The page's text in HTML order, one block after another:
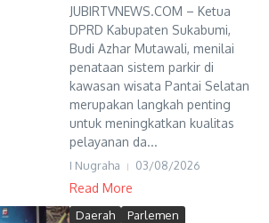
JUBIRTVNEWS.COM – Ketua
DPRD Kabupaten Sukabumi,
Budi Azhar Mutawali, menilai
penataan sistem parkir di
kawasan wisata Pantai Selatan
merupakan langkah penting
untuk meningkatkan kualitas
pelayanan da...
I Nugraha 03/08/2026
Read More
Daerah Parlemen